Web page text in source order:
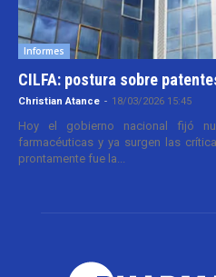
Informes
CILFA: postura sobre
Christian Atance - 18/03/2026 15:45
Hoy el gobierno nacional fijó
farmacéuticas y ya surgen las
prontamente fue la...